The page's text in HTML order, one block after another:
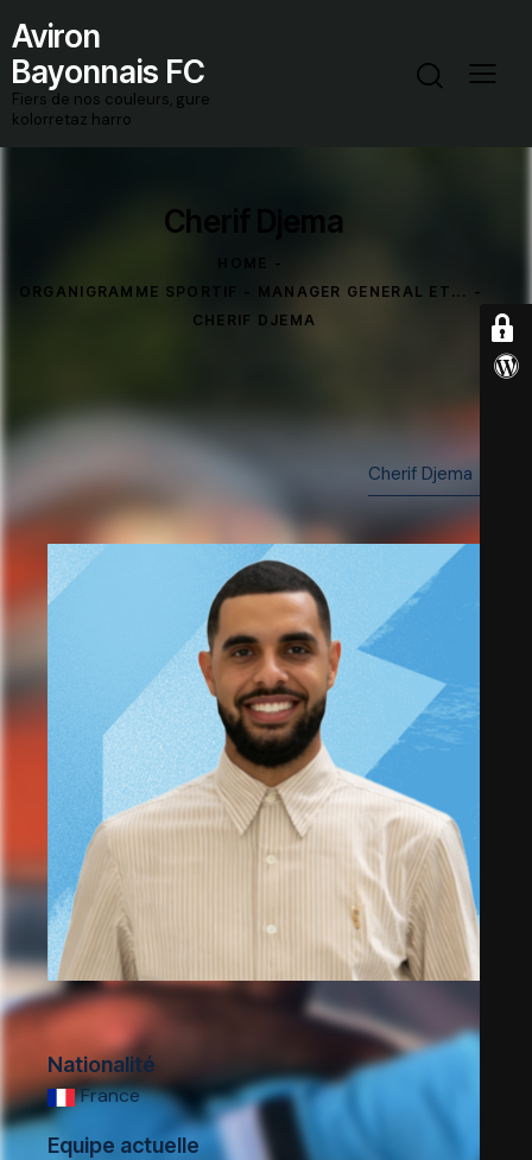
Aviron
Bayonnais FC
Fiers de nos couleurs, gure
kolorretaz harro
Cherif Djema
ORGANIGRAMME SPORTIF - MANAGER GENERAL ET...
CHERIF DJEMA
Nationalité
France
Equipe actuelle